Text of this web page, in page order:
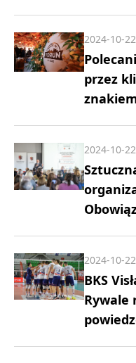
przez
2024-10-
2024-10-
BKS
Rywale
2024-10-